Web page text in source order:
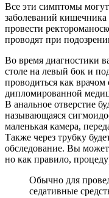
Все эти симптомы
заболеваний кишечника
провести
проводят при
Во время диагностики
столе на левый бок и
проводиться как
дипломированной
В анальное отверстие
называющаяся
маленькая камера,
Также через трубку
обследование. Вы
но как правило,
Обычно для
седативные